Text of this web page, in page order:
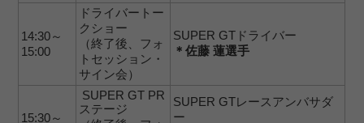
14:30～
15:00
ドライバートー
クショー
（終了後、フォ
トセッション・
サイン会）
SUPER GTドライバー
＊佐藤 蓮選手
15:30～
SUPER GT PR
ステージ
SUPER GTレースアンバサダ
ー